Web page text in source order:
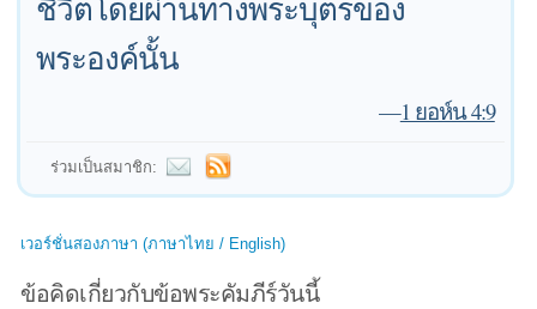
ชีวิตโดยผ่านทางพระบุตรของ
พระองค์นั้น
—1 ยอห์น 4:9
ร่วมเป็นสมาชิก:
เวอร์ชั่นสองภาษา (ภาษาไทย / English)
ข้อคิดเกี่ยวกับข้อพระคัมภีร์วันนี้